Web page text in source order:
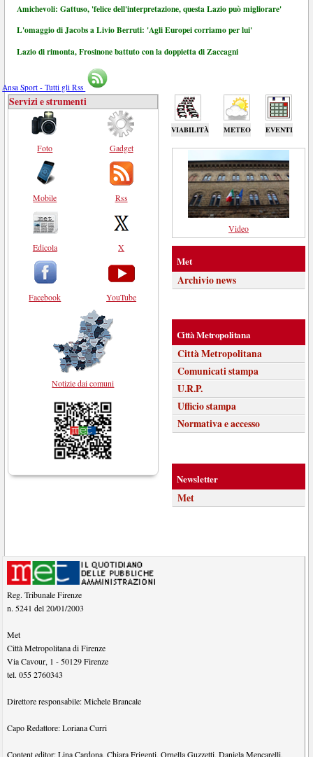
Amichevoli: Gattuso, 'felice dell'interpretazione, questa Lazio può migliorare'
L'omaggio di Jacobs a Livio Berruti: 'Agli Europei corriamo per lui'
Lazio di rimonta, Frosinone battuto con la doppietta di Zaccagni
Ansa Sport - Tutti gli Rss
VIABILITÀ METEO EVENTI
Servizi e strumenti
Foto
Mobile
Edicola
Facebook
Gadget
Rss
X
YouTube
Notizie dai comuni
Video
Met
Archivio news
Città Metropolitana
Città Metropolitana
Comunicati stampa
U.R.P.
Ufficio stampa
Normativa e accesso
Newsletter
Met
Reg. Tribunale Firenze
n. 5241 del 20/01/2003
Met
Città Metropolitana di Firenze
Via Cavour, 1 - 50129 Firenze
tel.055 2760343
Direttore responsabile:Michele Brancale
Capo Redattore:Loriana Curri
Content editor:Lina Cardona,Chiara Frigenti,Ornella Guzzetti,Daniela Mencarelli,